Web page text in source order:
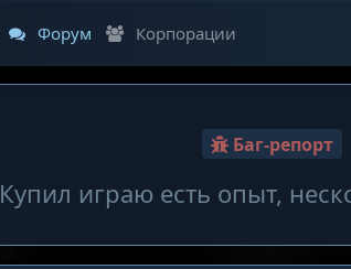
Форум Корпорации
Баг-репорт
Купил играю есть опыт,